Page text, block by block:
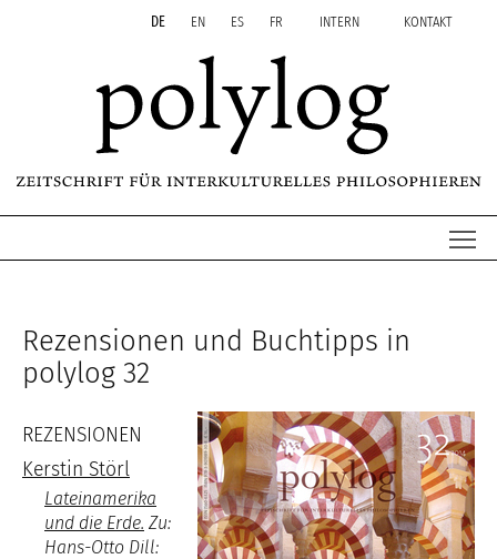
Zum Inhalt springen
Aktuelle Seite: 32 Rezensionen
DE EN ES FR INTERN KONTAKT
Rezensionen und Buchtipps in
polylog 32
REZENSIONEN
Kerstin Störl
Lateinamerika
und die Erde. Zu:
Hans-Otto Dill: